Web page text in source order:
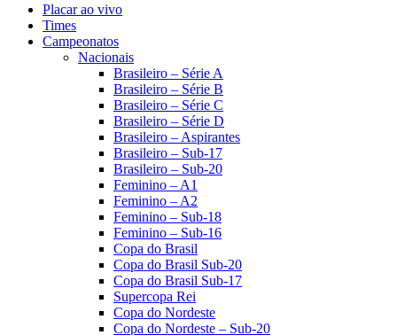
Placar ao vivo
Times
Campeonatos
Nacionais
Brasileiro – Série A
Brasileiro – Série B
Brasileiro – Série C
Brasileiro – Série D
Brasileiro – Aspirantes
Brasileiro – Sub-17
Brasileiro – Sub-20
Feminino – A1
Feminino – A2
Feminino – Sub-18
Feminino – Sub-16
Copa do Brasil
Copa do Brasil Sub-20
Copa do Brasil Sub-17
Supercopa Rei
Copa do Nordeste
Copa do Nordeste – Sub-20